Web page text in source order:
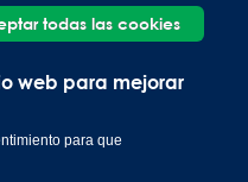
web para mejorar
para que
todas las cookies